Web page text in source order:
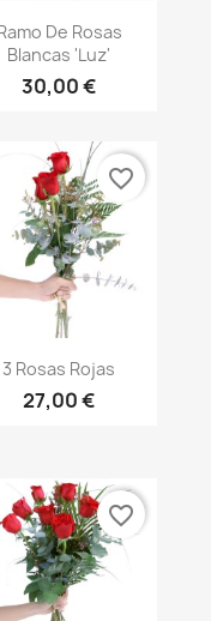
Vista rápida
De Rosas
Blancas 'Luz'
30,00 €
 Vista rápida
3 Rosas Rojas
27,00 €
favorite_border
favorite_border